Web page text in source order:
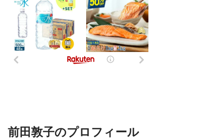
前田敦子のプロフィール